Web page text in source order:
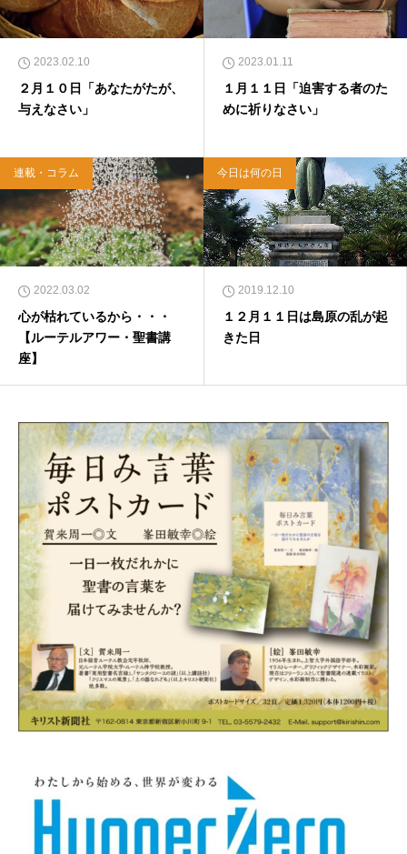
2023.02.10
２月１０日「あなたがたが、
与えなさい」
2023.01.11
１月１１日「迫害する者のた
めに祈りなさい」
連載・コラム
2022.03.02
心が枯れているから・・・
【ルーテルアワー・聖書講
座】
今日は何の日
2019.12.10
１２月１１日は島原の乱が起
きた日